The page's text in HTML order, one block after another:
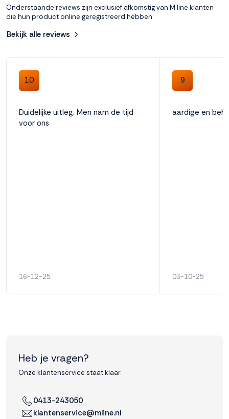
Onderstaande reviews zijn exclusief afkomstig van M line klanten
die hun product online geregistreerd hebben.
Bekijk alle reviews
10
Duidelijke uitleg. Men nam de tijd
voor ons
16-12-25
9
aardige en
03-10-25
Heb je vragen?
Onze klantenservice staat klaar.
0413-243050
klantenservice@mline.nl